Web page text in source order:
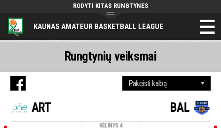
KAUNAS AMATEUR BASKETBALL LEAGUE
RODYTI KITAS RUNGTYNES
ART
KĖLINYS 4
BAL
Rungtynių veiksmai